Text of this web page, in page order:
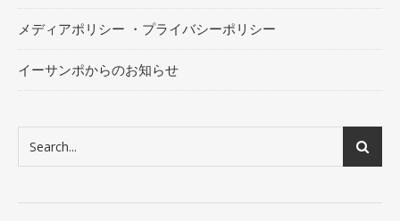
メディアポリシー ・プライバシーポリシー
イーサンポからのお知らせ